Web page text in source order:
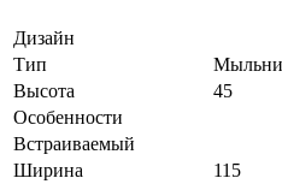
Дизайн
Тип
Высота
45
Особенности
Встраиваемый
Ширина
115